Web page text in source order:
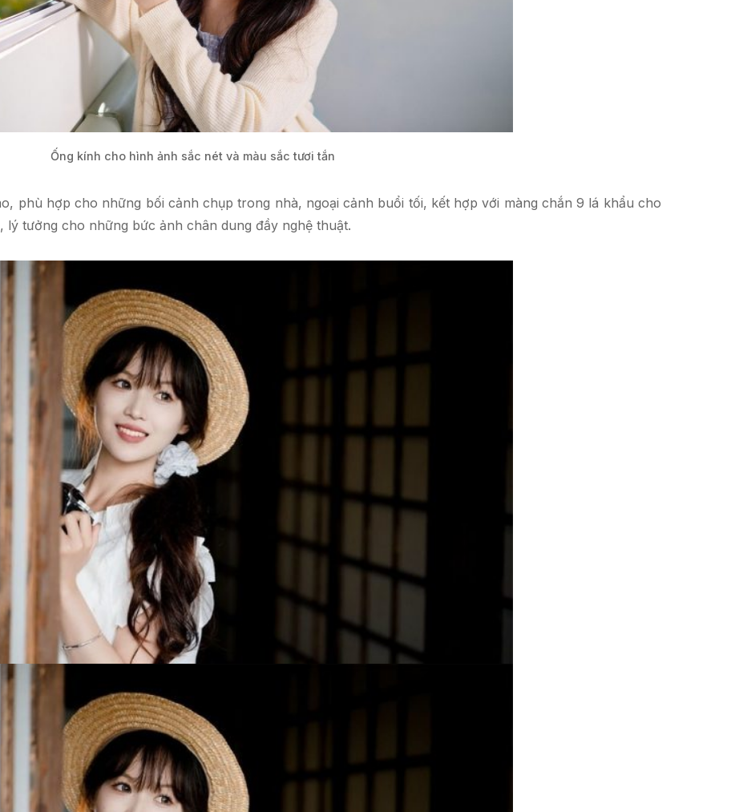
Ống kính cho hình ảnh sắc nét và màu sắc tươi tắn
phù hợp cho những bối cảnh chụp trong nhà, ngoại cảnh buổi tối, kết hợp với màng chắn 9 lá khẩu cho
tưởng cho những bức ảnh chân dung đầy nghệ thuật.